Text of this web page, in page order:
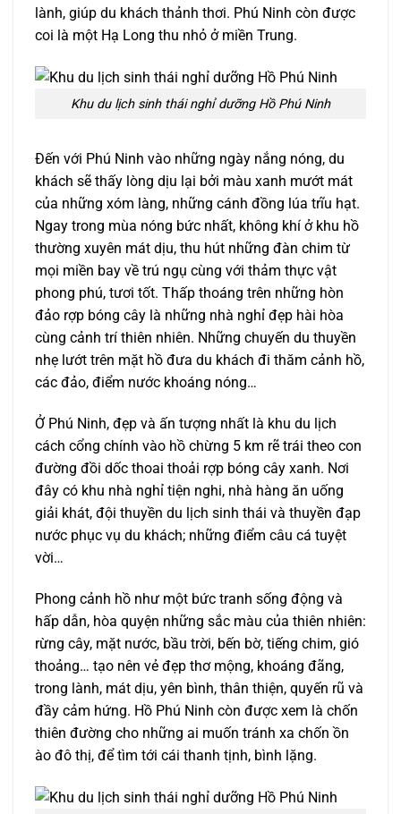
lành, giúp du khách thảnh thơi. Phú Ninh còn được
coi là một Hạ Long thu nhỏ ở miền Trung.
Khu du lịch sinh thái nghỉ dưỡng Hồ Phú Ninh
Đến với Phú Ninh vào những ngày nắng nóng, du
khách sẽ thấy lòng dịu lại bởi màu xanh mướt mát
của những xóm làng, những cánh đồng lúa trĩu hạt.
Ngay trong mùa nóng bức nhất, không khí ở khu hồ
thường xuyên mát dịu, thu hút những đàn chim từ
mọi miền bay về trú ngụ cùng với thảm thực vật
phong phú, tươi tốt. Thấp thoáng trên những hòn
đảo rợp bóng cây là những nhà nghỉ đẹp hài hòa
cùng cảnh trí thiên nhiên. Những chuyến du thuyền
nhẹ lướt trên mặt hồ đưa du khách đi thăm cảnh hồ,
các đảo, điểm nước khoáng nóng…
Ở Phú Ninh, đẹp và ấn tượng nhất là khu du lịch
cách cổng chính vào hồ chừng 5 km rẽ trái theo con
đường đồi dốc thoai thoải rợp bóng cây xanh. Nơi
đây có khu nhà nghỉ tiện nghi, nhà hàng ăn uống
giải khát, đội thuyền du lịch sinh thái và thuyền đạp
nước phục vụ du khách; những điểm câu cá tuyệt
vời…
Phong cảnh hồ như một bức tranh sống động và
hấp dẫn, hòa quyện những sắc màu của thiên nhiên:
rừng cây, mặt nước, bầu trời, bến bờ, tiếng chim, gió
thoảng… tạo nên vẻ đẹp thơ mộng, khoáng đãng,
trong lành, mát dịu, yên bình, thân thiện, quyến rũ và
đầy cảm hứng. Hồ Phú Ninh còn được xem là chốn
thiên đường cho những ai muốn tránh xa chốn ồn
ào đô thị, để tìm tới cái thanh tịnh, bình lặng.